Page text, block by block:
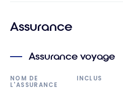
Assurance
Assurance voyage
NOM DE
L'ASSURANCE
INCLUS